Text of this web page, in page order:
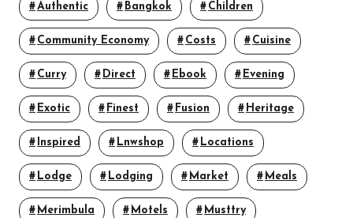
Authentic Bangkok Children
Community Economy Costs Cuisine
Curry Direct Ebook Evening
Exotic Finest Fusion Heritage
Inspired Lnwshop Locations
Lodge Lodging Market Meals
Merimbula Motels Musttry